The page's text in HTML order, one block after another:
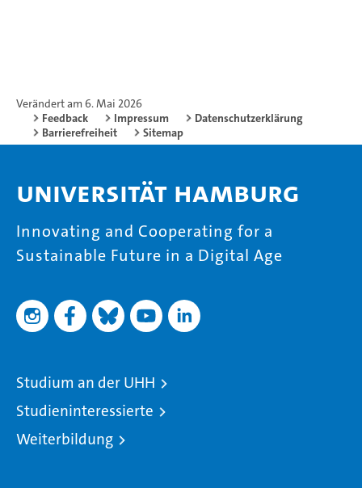
Verändert am 6. Mai 2026
Feedback
Impressum
Datenschutzerklärung
Barrierefreiheit
Sitemap
Universität Hamburg
Innovating and Cooperating for a
Sustainable Future in a Digital Age
Studium an der UHH
Studieninteressierte
Weiterbildung